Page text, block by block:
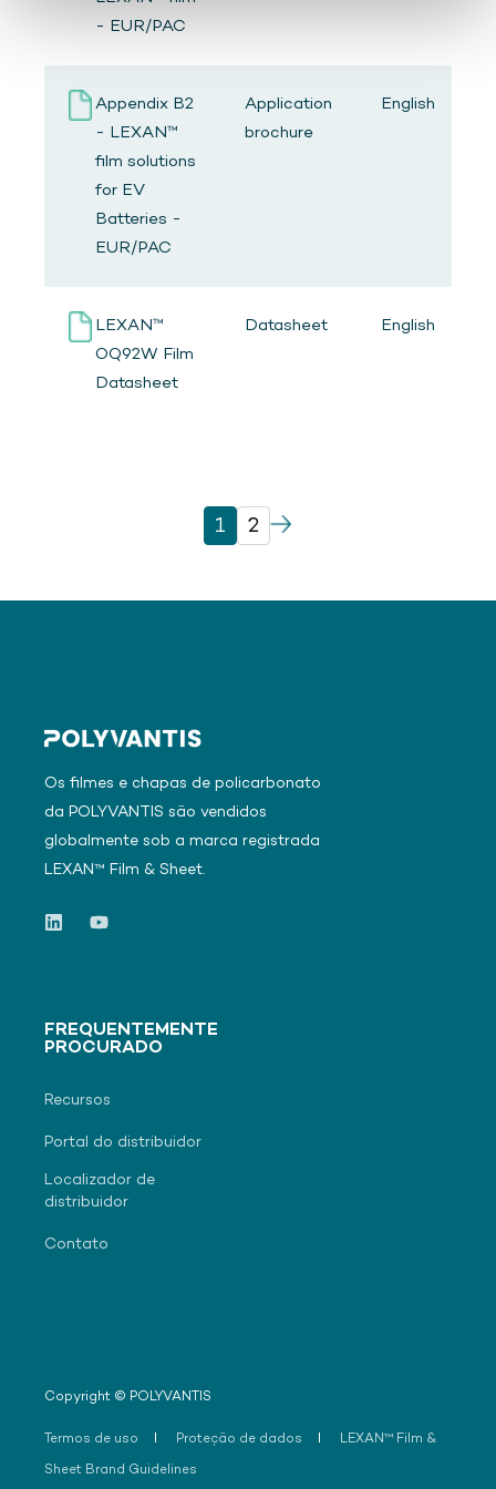
- EUR/PAC
Appendix B2
- LEXAN™
film solutions
for EV
Batteries -
EUR/PAC
Application
brochure
English
LEXAN™
OQ92W Film
Datasheet
Datasheet English
1 2
Os filmes e chapas de policarbonato
da POLYVANTIS são vendidos
globalmente sob a marca registrada
LEXAN™ Film & Sheet.
FREQUENTEMENTE
PROCURADO
Recursos
Portal do distribuidor
Localizador de
distribuidor
Contato
Copyright © POLYVANTIS
Termos de uso Proteção de dados LEXAN™ Film &
Sheet Brand Guidelines